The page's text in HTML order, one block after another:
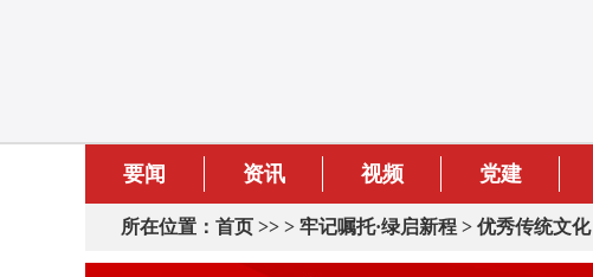
要闻 资讯 视频 党建
所在位置： 首页 >> > 牢记嘱托·绿启新程 > 优秀传统文化